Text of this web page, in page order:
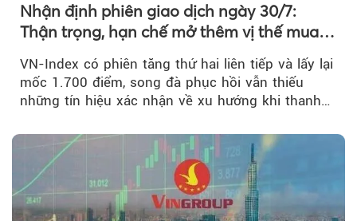
Nhận định phiên giao dịch ngày 30/7:
Thận trọng, hạn chế mở thêm vị thế mua
VN-Index có phiên tăng thứ hai liên tiếp và lấy lại
mốc 1.700 điểm, song đà phục hồi vẫn thiếu
những tín hiệu xác nhận về xu hướng khi thanh